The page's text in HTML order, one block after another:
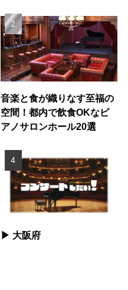
音楽と食が織りなす至福の
空間！都内で飲食OKなピ
アノサロンホール20選
▶︎ 大阪府